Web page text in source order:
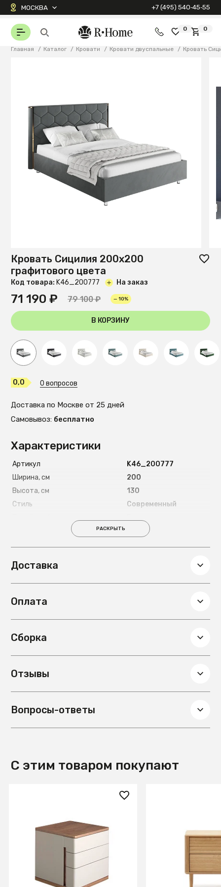
МОСКВА +7 (495) 540‑45‑55
0 0
Главная / Каталог / Кровати / Кровати двуспальные / Кровать
Характеристики
Артикул
K46_200777
Ширина, см
200
Высота, см
130
Стиль
Современный
Россия
Материал ножек
Вес, кг
Материал основания под
металлокаркас с
РАСКРЫТЬ
Доставка
Оплата
Сборка
Отзывы
Вопросы-ответы
Кровать Сицилия 200х200
графитового цвета
Код товара: K46_200777 На заказ
71 190 ₽ 79 100 ₽ — 10%
В КОРЗИНУ
0,0 0 вопросов
Доставка по Москве от 25 дней
Самовывоз: бесплатно
С этим товаром покупают
Прикроватная тумбочка
7166/MB2320NS из серого
лака и шпона ореха
Lenon Тумбочка
из шпона дуба